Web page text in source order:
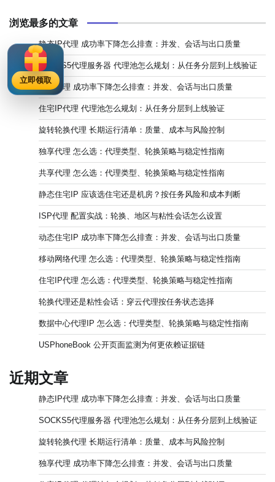
浏览最多的文章
静态IP代理 成功率下降怎么排查：并发、会话与出口质量
SOCKS5代理服务器 代理池怎么规划：从任务分层到上线验证
独享代理 成功率下降怎么排查：并发、会话与出口质量
住宅IP代理 代理池怎么规划：从任务分层到上线验证
旋转轮换代理 长期运行清单：质量、成本与风险控制
独享代理 怎么选：代理类型、轮换策略与稳定性指南
共享代理 怎么选：代理类型、轮换策略与稳定性指南
静态住宅IP 应该选住宅还是机房？按任务风险和成本判断
ISP代理 配置实战：轮换、地区与粘性会话怎么设置
动态住宅IP 成功率下降怎么排查：并发、会话与出口质量
移动网络代理 怎么选：代理类型、轮换策略与稳定性指南
住宅IP代理 怎么选：代理类型、轮换策略与稳定性指南
轮换代理还是粘性会话：穿云代理按任务状态选择
数据中心代理IP 怎么选：代理类型、轮换策略与稳定性指南
USPhoneBook 公开页面监测为何更依赖证据链
近期文章
静态IP代理 成功率下降怎么排查：并发、会话与出口质量
SOCKS5代理服务器 代理池怎么规划：从任务分层到上线验证
旋转轮换代理 长期运行清单：质量、成本与风险控制
独享代理 成功率下降怎么排查：并发、会话与出口质量
立即领取